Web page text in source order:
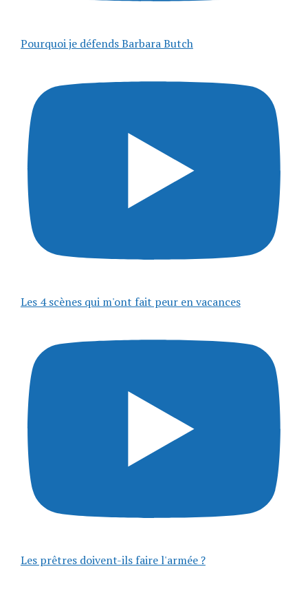
Pourquoi je défends Barbara Butch
Les 4 scènes qui m'ont fait peur en vacances
Les prêtres doivent-ils faire l'armée ?